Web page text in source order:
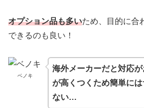
オプション品も多いため、目的に合
できるのも良い！
ベノキ
海外メーカーだと対応
が高くつくため簡単に
ない…